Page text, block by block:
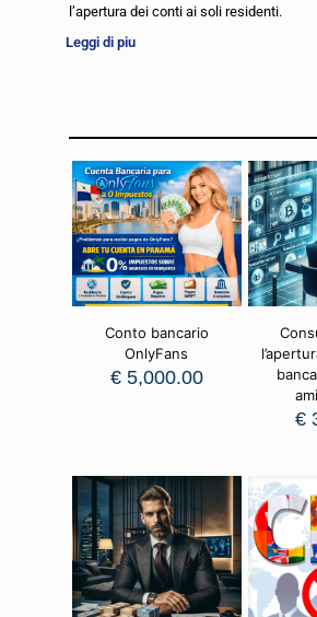
l’apertura dei conti ai soli residenti.
Leggi di piu
Conto bancario
OnlyFans
€5,000.00
€